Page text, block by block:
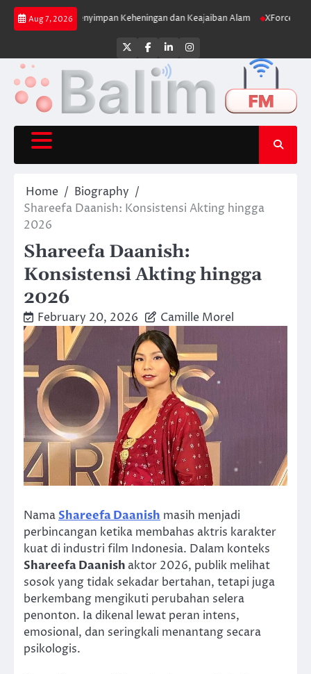
Skip
Aug 7, 2026
yang Menyimpan Keheningan dan Keajaiban Alam XForce Hybrid
Twitter
Facebook
LinkedInInstagram
Home
Biography
Shareefa Daanish: Konsistensi Akting hingga
2026
Shareefa Daanish:
Konsistensi Akting hingga
2026
February 20, 2026 Camille Morel
NamaShareefa Daanish masih menjadi
perbincangan ketika membahas aktris karakter
kuat di industri film Indonesia. Dalam konteks
Shareefa Daanish aktor 2026, publik melihat
sosok yang tidak sekadar bertahan, tetapi juga
berkembang mengikuti perubahan selera
penonton. Ia dikenal lewat peran intens,
emosional, dan seringkali menantang secara
psikologis.